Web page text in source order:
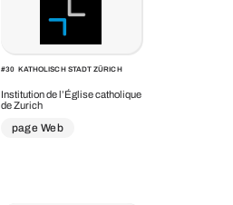
#30 KATHOLISCH STADT ZÜRICH
Institution de l’Église catholique
de Zurich
page Web